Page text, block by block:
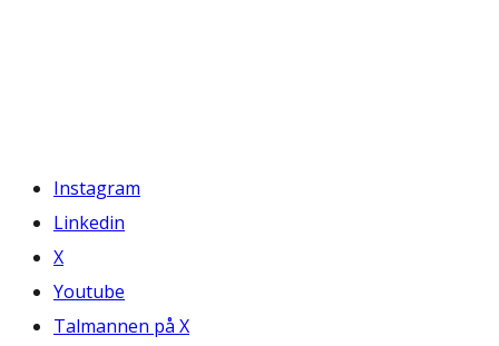
Instagram
Linkedin
X
Youtube
Talmannen på X